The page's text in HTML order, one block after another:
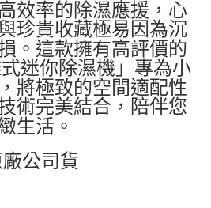
效率的除濕應援，心
珍貴收藏極易因為沉
。這款擁有高評價的
式迷你除濕機」專為小
將極致的空間適配性
術完美結合，陪伴您
生活。
公司貨